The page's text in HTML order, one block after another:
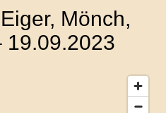
Mönch,
19.09.2023